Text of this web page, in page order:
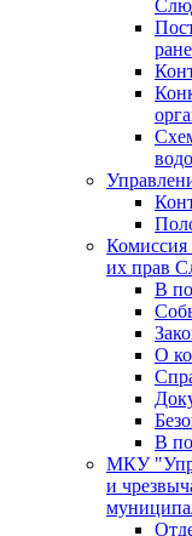
Комиссия
их прав
В
О
В
МКУ
и